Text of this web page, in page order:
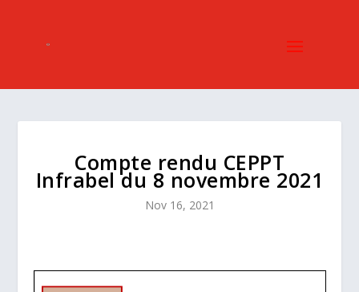
Compte rendu CEPPT
Infrabel du 8 novembre 2021
Nov 16, 2021